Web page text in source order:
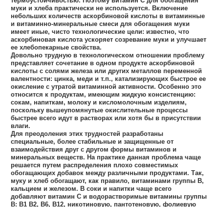
муки и хлеба практически не используется. Включение
небольших количеств аскорбиновой кислоты в витаминные
и витаминно-минеральные смеси для обогащения муки
имеет иные, чисто технологические цели: известно, что
аскорбиновая кислота ускоряет созревание муки и улучшает
ее хлебопекарные свойства.
Довольно трудную в технологическом отношении проблему
представляет сочетание в одном продукте аскорбиновой
кислоты с солями железа или других металлов переменной
валентности: цинка, меди и т.п., катализирующих быстрое ее
окисление с утратой витаминной активности. Особенно это
относится к продуктам, имеющим жидкую консистенцию:
сокам, напиткам, молоку и кисломолочным изделиям,
поскольку вышеупомянутые окислительные процессы
быстрее всего идут в растворах или хотя бы в присутствии
влаги.
Для преодоления этих трудностей разработаны
специальные, более стабильные и защищенные от
взаимодействия друг с другом формы витаминов и
минеральных веществ. На практике данная проблема чаще
решается путем распределения плохо совместимых
обогащающих добавок между различными продуктами. Так,
муку и хлеб обогащают, как правило, витаминами группы В,
кальцием и железом. В соки и напитки чаще всего
добавляют витамин С и водорастворимые витамины группы
В: В1 В2, В6, В12, никотиновую, пантотеновую, фолиевую